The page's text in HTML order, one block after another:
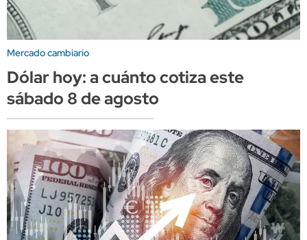
Mercado cambiario
Dólar hoy: a cuánto cotiza este
sábado 8 de agosto